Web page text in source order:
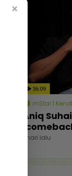
36:09
mStar |
Aniq
1 hari lalu
×